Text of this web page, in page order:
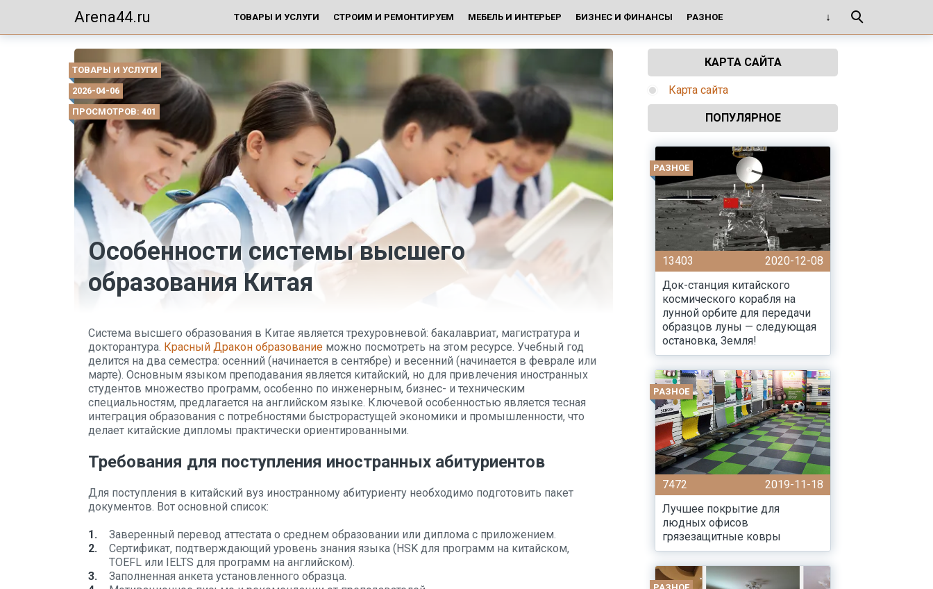
Arena44.ru ТОВАРЫ И УСЛУГИ СТРОИМ И РЕМОНТИРУЕМ МЕБЕЛЬ И ИНТЕРЬЕР БИЗНЕС И ФИНАНСЫ РАЗНОЕ
ТОВАРЫ И УСЛУГИ
2026-04-06
ПРОСМОТРОВ: 401
Особенности системы высшего
образования Китая
Система высшего образования в Китае является трехуровневой: бакалавриат, магистратура и
докторантура. Красный Дракон образование можно посмотреть на этом ресурсе. Учебный год
делится на два семестра: осенний (начинается в сентябре) и весенний (начинается в феврале или
марте). Основным языком преподавания является китайский, но для привлечения иностранных
студентов множество программ, особенно по инженерным, бизнес- и техническим
специальностям, предлагается на английском языке. Ключевой особенностью является тесная
интеграция образования с потребностями быстрорастущей экономики и промышленности, что
делает китайские дипломы практически ориентированными.
Требования для поступления иностранных абитуриентов
Для поступления в китайский вуз иностранному абитуриенту необходимо подготовить пакет
документов. Вот основной список:
Заверенный перевод аттестата о среднем образовании или диплома с приложением.
Сертификат, подтверждающий уровень знания языка (HSK для программ на китайском,
TOEFL или IELTS для программ на английском).
Заполненная анкета установленного образца.
КАРТА САЙТА
Карта сайта
ПОПУЛЯРНОЕ
РАЗНОЕ
13403
2020-12-08
Док-станция китайского
космического корабля на
лунной орбите для передачи
образцов луны — следующая
остановка, Земля!
РАЗНОЕ
7472
2019-11-18
Лучшее покрытие для
людных офисов
грязезащитные ковры